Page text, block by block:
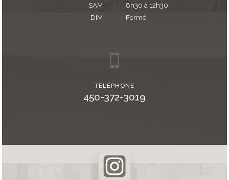
SAM
8h30 à 12h30
DIM
Fermé
TÉLÉPHONE
450-372-3019